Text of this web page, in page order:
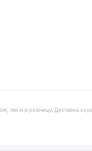
так и в розницу. Доставка